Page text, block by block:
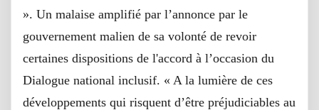
». Un malaise amplifié par l’annonce par le
gouvernement malien de sa volonté de revoir
certaines dispositions de l'accord à l’occasion du
Dialogue national inclusif. « A la lumière de ces
développements qui risquent d’être préjudiciables au